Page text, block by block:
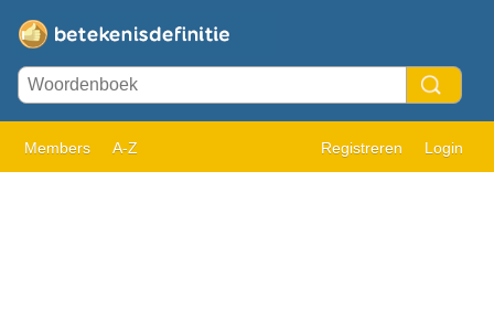
Members A-Z Registreren Login